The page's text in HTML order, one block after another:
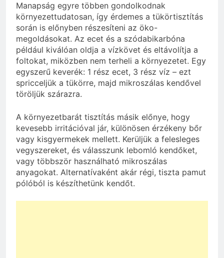
Manapság egyre többen gondolkodnak
környezettudatosan, így érdemes a tükörtisztítás
során is előnyben részesíteni az öko-
megoldásokat. Az ecet és a szódabikarbóna
például kiválóan oldja a vízkövet és eltávolítja a
foltokat, miközben nem terheli a környezetet. Egy
egyszerű keverék: 1 rész ecet, 3 rész víz – ezt
spricceljük a tükörre, majd mikroszálas kendővel
töröljük szárazra.
A környezetbarát tisztítás másik előnye, hogy
kevesebb irritációval jár, különösen érzékeny bőr
vagy kisgyermekek mellett. Kerüljük a felesleges
vegyszereket, és válasszunk lebomló kendőket,
vagy többször használható mikroszálas
anyagokat. Alternatívaként akár régi, tiszta pamut
pólóból is készíthetünk kendőt.